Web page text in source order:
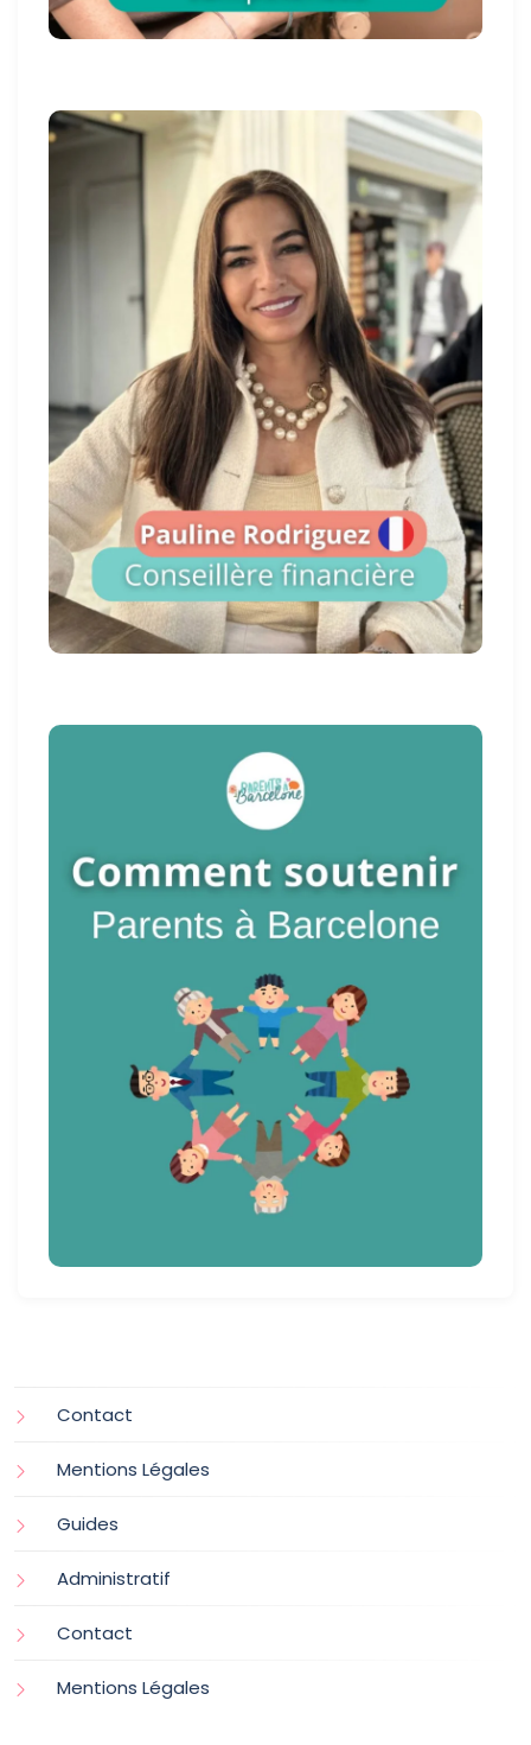
Contact
Mentions Légales
Guides
Administratif
Contact
Mentions Légales